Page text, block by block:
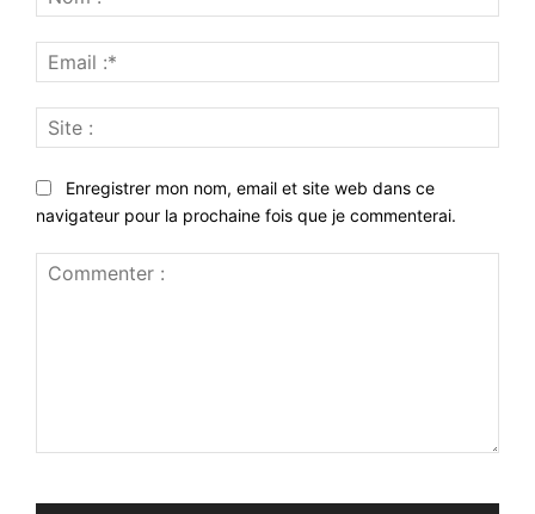
:*
:*
:
Enregistrer mon nom, email et site web dans ce
navigateur pour la prochaine fois que je commenterai.